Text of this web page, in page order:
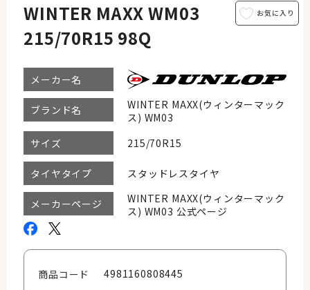
WINTER MAXX WM03
215/70R15 98Q
メーカー名
ブランド名
WINTER MAXX(ウィンターマック
ス) WM03
サイズ
215/70R15
タイヤタイプ スタッドレスタイヤ
メーカーページ
WINTER MAXX(ウィンターマック
ス) WM03 公式ページ
商品コード
4981160808445